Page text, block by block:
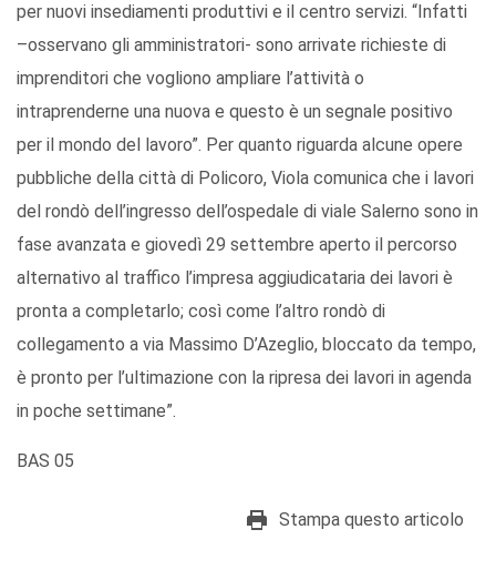
per nuovi insediamenti produttivi e il centro servizi. “Infatti
–osservano gli amministratori- sono arrivate richieste di
imprenditori che vogliono ampliare l’attività o
intraprenderne una nuova e questo è un segnale positivo
per il mondo del lavoro”. Per quanto riguarda alcune opere
pubbliche della città di Policoro, Viola comunica che i lavori
del rondò dell’ingresso dell’ospedale di viale Salerno sono in
fase avanzata e giovedì 29 settembre aperto il percorso
alternativo al traffico l’impresa aggiudicataria dei lavori è
pronta a completarlo; così come l’altro rondò di
collegamento a via Massimo D’Azeglio, bloccato da tempo,
è pronto per l’ultimazione con la ripresa dei lavori in agenda
in poche settimane”.
BAS 05
Stampa questo articolo